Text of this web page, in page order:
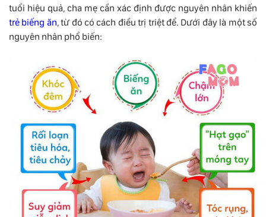
tuổi hiệu quả, cha mẹ cần xác định được nguyên nhân khiến
trẻ biếng ăn, từ đó có cách điều trị triệt để. Dưới đây là một số
nguyên nhân phổ biến: